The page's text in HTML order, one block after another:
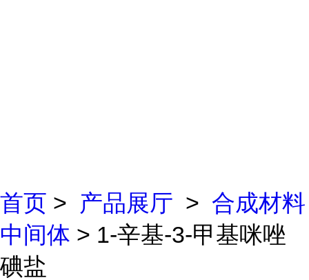
首页 > 产品展厅 > 合成材料
中间体 > 1-辛基-3-甲基咪唑
碘盐